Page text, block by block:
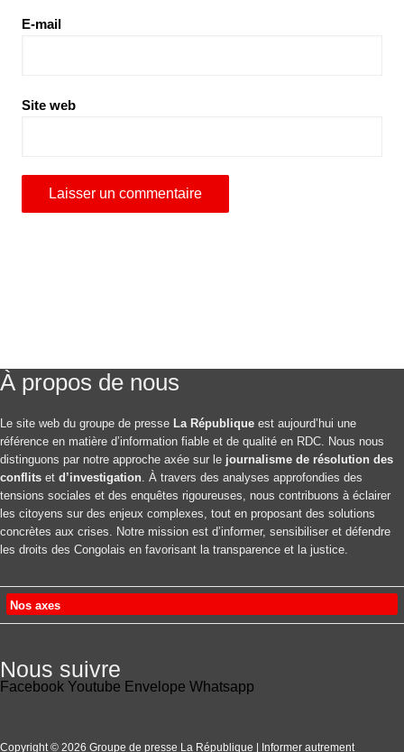
E-mail
Site web
À propos de nous
Le site web du groupe de presse La République est aujourd’hui une
référence en matière d’information fiable et de qualité en RDC. Nous nous
distinguons par notre approche axée sur le journalisme de résolution des
conflits et d’investigation. À travers des analyses approfondies des
tensions sociales et des enquêtes rigoureuses, nous contribuons à éclairer
les citoyens sur des enjeux complexes, tout en proposant des solutions
concrètes aux crises. Notre mission est d’informer, sensibiliser et défendre
les droits des Congolais en favorisant la transparence et la justice.
Nos axes
Nous suivre
Facebook Youtube Envelope Whatsapp
Copyright © 2026 Groupe de presse La République | Informer autrement